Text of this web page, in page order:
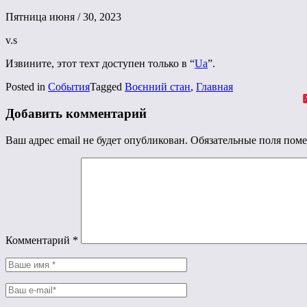
Пятница июня / 30, 2023
v.s
Извините, этот техт доступен только в “Ua”.
Posted in СобытияTagged Воєнний стан, Главная
Добавить комментарий
Ваш адрес email не будет опубликован. Обязательные поля
Комментарий *